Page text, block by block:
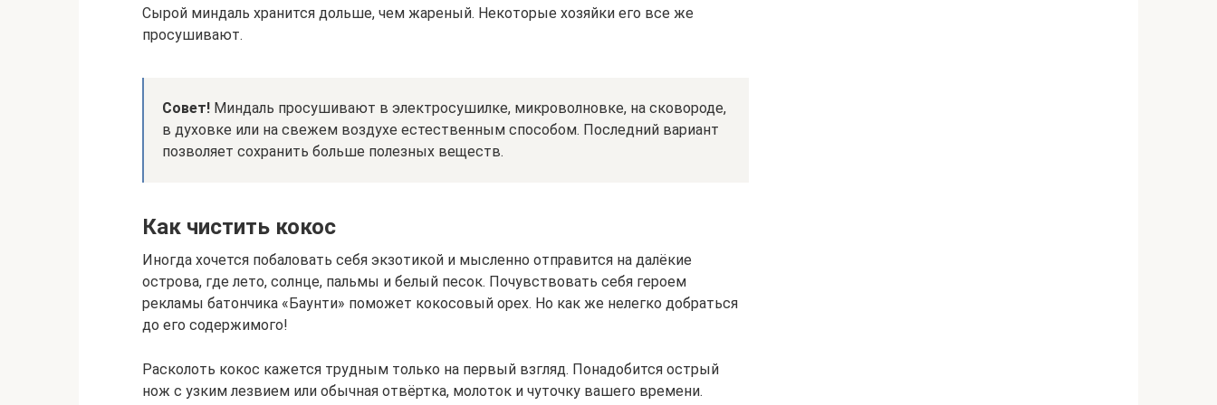
Сырой миндаль хранится дольше, чем жареный. Некоторые хозяйки его все же
просушивают.
Совет! Миндаль просушивают в электросушилке, микроволновке, на сковороде,
в духовке или на свежем воздухе естественным способом. Последний вариант
позволяет сохранить больше полезных веществ.
Как чистить кокос
Иногда хочется побаловать себя экзотикой и мысленно отправится на далёкие
острова, где лето, солнце, пальмы и белый песок. Почувствовать себя героем
рекламы батончика «Баунти» поможет кокосовый орех. Но как же нелегко добраться
до его содержимого!
Расколоть кокос кажется трудным только на первый взгляд. Понадобится острый
нож с узким лезвием или обычная отвёртка, молоток и чуточку вашего времени.